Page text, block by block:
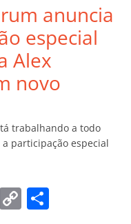
anuncia
especial
Alex
novo
trabalhando a todo
participação especial
G C